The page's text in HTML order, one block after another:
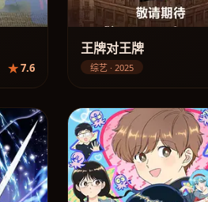
7.6
王牌对王牌
综艺 · 2025